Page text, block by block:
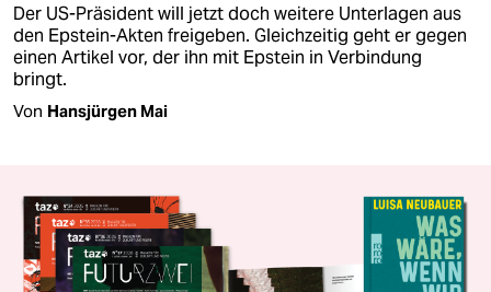
Der US-Präsident will jetzt doch weitere Unterlagen aus
den Epstein-Akten freigeben. Gleichzeitig geht er gegen
einen Artikel vor, der ihn mit Epstein in Verbindung
bringt.
Von Hansjürgen Mai